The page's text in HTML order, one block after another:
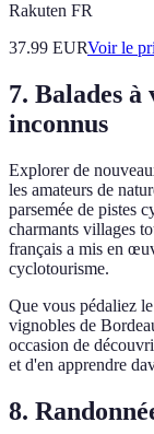
Rakuten FR
37.99 EURVoir le
7. Balades à
inconnus
Explorer de
les amateurs de
parsemée de pistes
charmants villages
français a mis en
cyclotourisme.
Que vous pédaliez
vignobles de
occasion de
et d'en apprendre
8.